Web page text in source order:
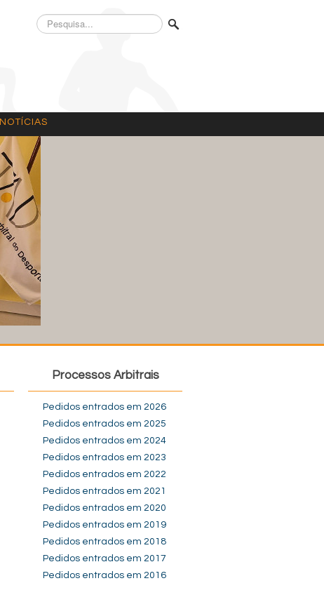
Pesquisa...
NOTÍCIAS
Processos Arbitrais
Pedidos entrados em 2026
Pedidos entrados em 2025
Pedidos entrados em 2024
Pedidos entrados em 2023
Pedidos entrados em 2022
Pedidos entrados em 2021
Pedidos entrados em 2020
Pedidos entrados em 2019
Pedidos entrados em 2018
Pedidos entrados em 2017
Pedidos entrados em 2016